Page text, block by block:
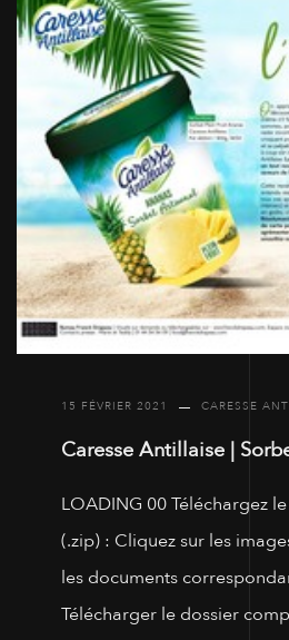
15 FÉVRIER 2021 CARESSE
Caresse Antillaise |
LOADING 00 Téléchargez
(.zip) : Cliquez sur les
les documents
Télécharger le dossier